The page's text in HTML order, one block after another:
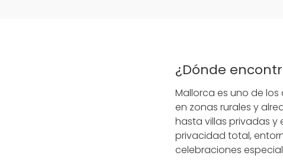
¿Dónde
Mallorca es uno de
en zonas rurales y
hasta villas privadas y
privacidad total,
celebraciones